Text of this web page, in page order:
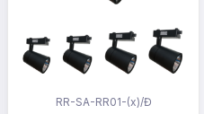
RR-SA-RR01-(x)/Đ